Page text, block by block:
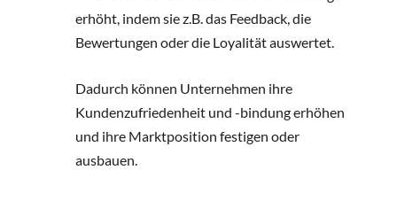
erhöht, indem sie z.B. das Feedback, die
Bewertungen oder die Loyalität auswertet.
Dadurch können Unternehmen ihre
Kundenzufriedenheit und -bindung erhöhen
und ihre Marktposition festigen oder
ausbauen.